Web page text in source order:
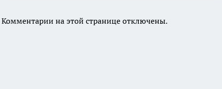
Комментарии на этой странице отключены.